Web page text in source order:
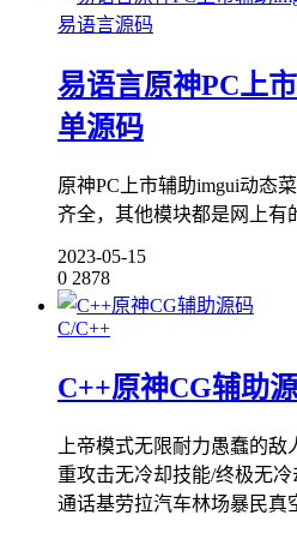
易语言源码
易语言原神PC上
单源码
原神PC上市辅助imgui动态
齐全，其他模块都是网上有
2023-05-15
0 2878
C/C++
C++原神CG辅助
上帝模式无限耐力愚蠢的
重攻击无冷却技能/终极无
通话基劳拉汽车林场暴民真